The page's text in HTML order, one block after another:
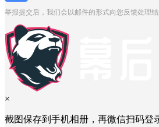
举报提交后，我们会以邮件的形式向您反馈处理结
×
截图保存到手机相册，再微信扫码登